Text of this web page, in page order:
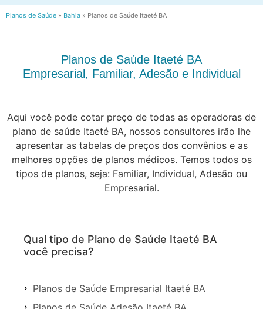
Planos de Saúde » Bahia » Planos de Saúde Itaeté BA
Planos de Saúde Itaeté BA
Empresarial, Familiar, Adesão e Individual
Aqui você pode cotar preço de todas as operadoras de
plano de saúde Itaeté BA, nossos consultores irão lhe
apresentar as tabelas de preços dos convênios e as
melhores opções de planos médicos. Temos todos os
tipos de planos, seja: Familiar, Individual, Adesão ou
Empresarial.
Qual tipo de Plano de Saúde Itaeté BA
você precisa?
Planos de Saúde Empresarial Itaeté BA